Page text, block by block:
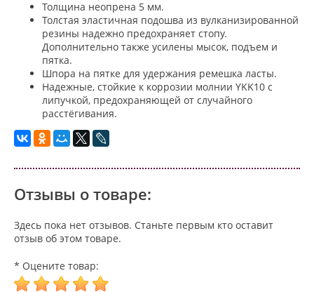
Толщина неопрена 5 мм.
Толстая эластичная подошва из вулканизированной
резины надежно предохраняет стопу.
Дополнительно также усилены мысок, подъем и
пятка.
Шпора на пятке для удержания ремешка ласты.
Надежные, стойкие к коррозии молнии YKK10 с
липучкой, предохраняющей от случайного
расстёгивания.
Отзывы о товаре:
Здесь пока нет отзывов. Станьте первым кто оставит
отзыв об этом товаре.
* Оцените товар: